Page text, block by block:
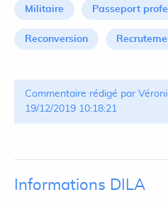
Militaire Passeport
Reconversion
Commentaire rédigé par
19/12/2019 10:18:21
Informations DILA